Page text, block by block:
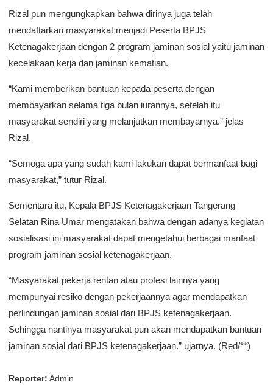
Rizal pun mengungkapkan bahwa dirinya juga telah
mendaftarkan masyarakat menjadi Peserta BPJS
Ketenagakerjaan dengan 2 program jaminan sosial yaitu jaminan
kecelakaan kerja dan jaminan kematian.
“Kami memberikan bantuan kepada peserta dengan
membayarkan selama tiga bulan iurannya, setelah itu
masyarakat sendiri yang melanjutkan membayarnya.” jelas
Rizal.
“Semoga apa yang sudah kami lakukan dapat bermanfaat bagi
masyarakat,” tutur Rizal.
Sementara itu, Kepala BPJS Ketenagakerjaan Tangerang
Selatan Rina Umar mengatakan bahwa dengan adanya kegiatan
sosialisasi ini masyarakat dapat mengetahui berbagai manfaat
program jaminan sosial ketenagakerjaan.
“Masyarakat pekerja rentan atau profesi lainnya yang
mempunyai resiko dengan pekerjaannya agar mendapatkan
perlindungan jaminan sosial dari BPJS ketenagakerjaan.
Sehingga nantinya masyarakat pun akan mendapatkan bantuan
jaminan sosial dari BPJS ketenagakerjaan.” ujarnya. (Red/**)
Reporter: Admin